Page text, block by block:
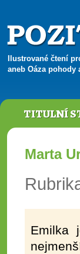
Ilustrované čtení
aneb Oáza
TITULNÍ
Marta
Emilka